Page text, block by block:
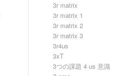
3r matrix
3r matrix 1
3r matrix 2
3r matrix 3
3r4us
3xT
3つの課題 4 us 意識